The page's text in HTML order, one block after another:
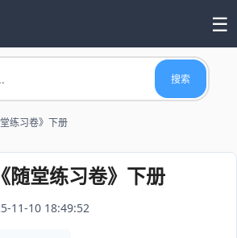
☰
搜索
练习卷》下册
随堂练习卷》下册
11-10 18:49:52